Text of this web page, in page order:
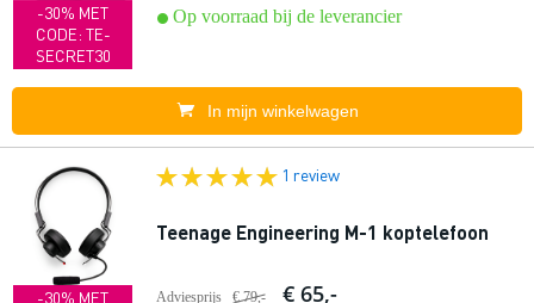
-30% MET
CODE: TE-
SECRET30
Op voorraad bij de leverancier
In mijn winkelwagen
-30% MET
1 review
Teenage Engineering M-1 koptelefoon
Adviesprijs € 79,- € 65,-